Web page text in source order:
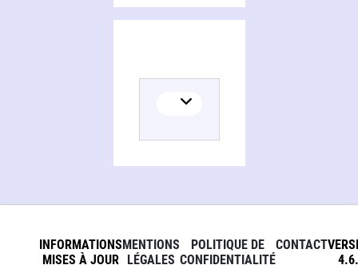
INFORMATIONS
MISES À JOUR
MENTIONS
LÉGALES
POLITIQUE DE
CONFIDENTIALITÉ
CONTACT